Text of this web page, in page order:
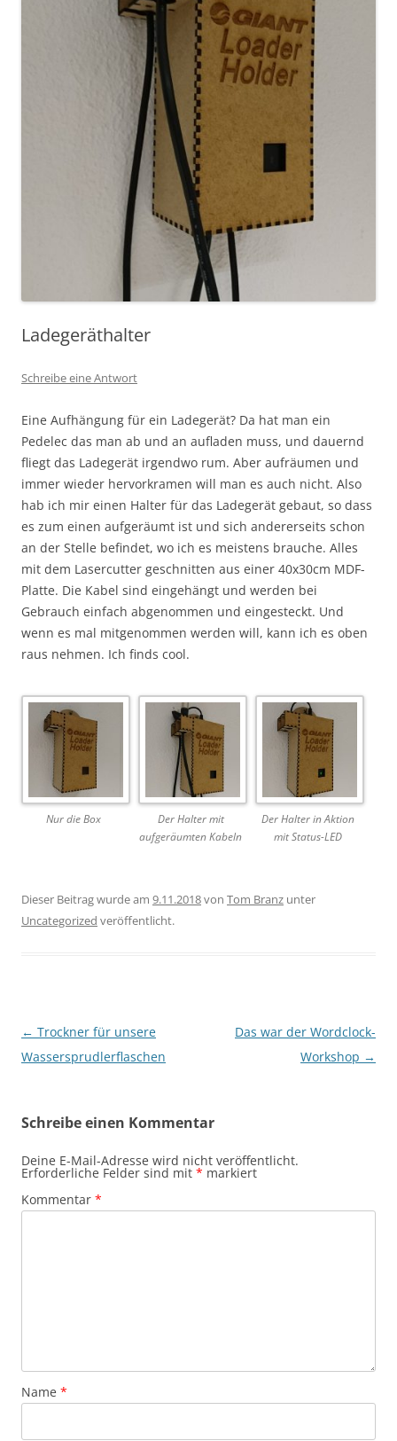
Ladegeräthalter
Schreibe eine Antwort
Eine Aufhängung für ein Ladegerät? Da hat man ein
Pedelec das man ab und an aufladen muss, und dauernd
fliegt das Ladegerät irgendwo rum. Aber aufräumen und
immer wieder hervorkramen will man es auch nicht. Also
hab ich mir einen Halter für das Ladegerät gebaut, so dass
es zum einen aufgeräumt ist und sich andererseits schon
an der Stelle befindet, wo ich es meistens brauche. Alles
mit dem Lasercutter geschnitten aus einer 40x30cm MDF-
Platte. Die Kabel sind eingehängt und werden bei
Gebrauch einfach abgenommen und eingesteckt. Und
wenn es mal mitgenommen werden will, kann ich es oben
raus nehmen. Ich finds cool.
Nur die Box
Der Halter mit
aufgeräumten Kabeln
Der Halter in Aktion
mit Status-LED
Dieser Beitrag wurde am 9.11.2018von Tom Branz unter
Uncategorized veröffentlicht.
Beitragsnavigation
← Trockner für unsere
Wassersprudlerflaschen
Das war der Wordclock-
Workshop →
Schreibe einen Kommentar
Deine E-Mail-Adresse wird nicht veröffentlicht.
Erforderliche Felder sind mit * markiert
Kommentar *
Name *